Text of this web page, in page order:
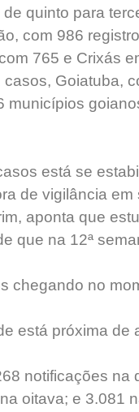
quinto para
com 986
765 e Crixás
Goiatuba,
municípios
está se
de vigilância
aponta que
que na 12ª
chegando no
está próxima de
notificações na
oitava; e 3.081